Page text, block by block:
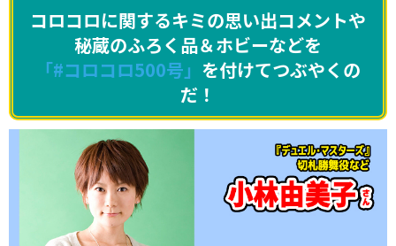
コロコロに関するキミの思い出コメントや
秘蔵のふろく品＆ホビーなどを
「#コロコロ500号」 を付けてつぶやくの
だ！